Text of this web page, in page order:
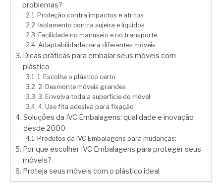
problemas?
Proteção contra impactos e atritos
Isolamento contra sujeira e líquidos
Facilidade no manuseio e no transporte
Adaptabilidade para diferentes móveis
Dicas práticas para embalar seus móveis com
plástico
1. Escolha o plástico certo
2. Desmonte móveis grandes
3. Envolva toda a superfície do móvel
4. Use fita adesiva para fixação
Soluções da IVC Embalagens: qualidade e inovação
desde 2000
Produtos da IVC Embalagens para mudanças:
Por que escolher IVC Embalagens para proteger seus
móveis?
Proteja seus móveis com o plástico ideal